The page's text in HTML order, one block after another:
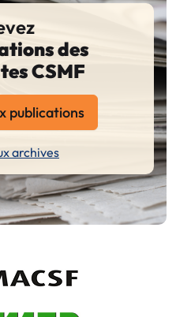
des
CSMF
publications
archives